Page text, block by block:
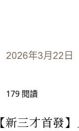
2026年3月22日
179 閱讀
【新三才首發